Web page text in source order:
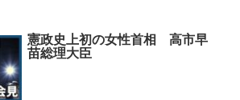
憲政史上初の女性首相 高市早
苗総理大臣